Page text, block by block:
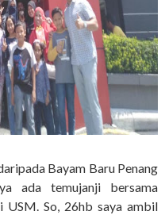
Bayam Baru Penang
ada temujanji bersama
USM. So, 26hb saya ambil